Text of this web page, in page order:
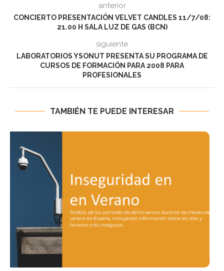
anterior
CONCIERTO PRESENTACIÓN VELVET CANDLES 11/7/08:
21.00 H SALA LUZ DE GAS (BCN)
siguiente
LABORATORIOS YSONUT PRESENTA SU PROGRAMA DE
CURSOS DE FORMACIÓN PARA 2008 PARA
PROFESIONALES
TAMBIÉN TE PUEDE INTERESAR